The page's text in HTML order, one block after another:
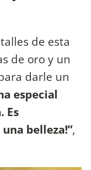
de esta
de oro y un
darle un
especial
Es
belleza!”,